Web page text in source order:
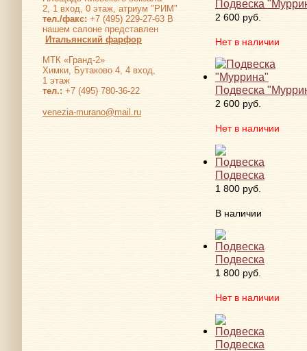
2, 1 вход, 0 этаж, атриум "РИМ"
тел./факс: +7 (495) 229-27-63 В
нашем салоне представлен
Итальянский фарфор
МТК «Гранд-2»
Химки, Бутаково 4, 4 вход,
1 этаж
тел.: +7 (495) 780-36-22
venezia-murano@mail.ru
Подвеска
2 600 руб.
Нет в наличии
Подвеска
2 600 руб.
Нет в наличии
Подвеска
1 800 руб.
В наличии
Подвеска
1 800 руб.
Нет в наличии
Подвеска